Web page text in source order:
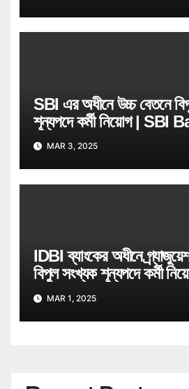
SBI এর অধীনে উচ্চ বেতনে
শূন্যপদে কর্মী নিয়োগ | SBI
Recruitment
MAR 3, 2025
IDBI ব্যাংকের অধীনে
বিপুল সংখ্যক শূন্যপদে কর্মী
Bank Job Recruitment
MAR 1, 2025